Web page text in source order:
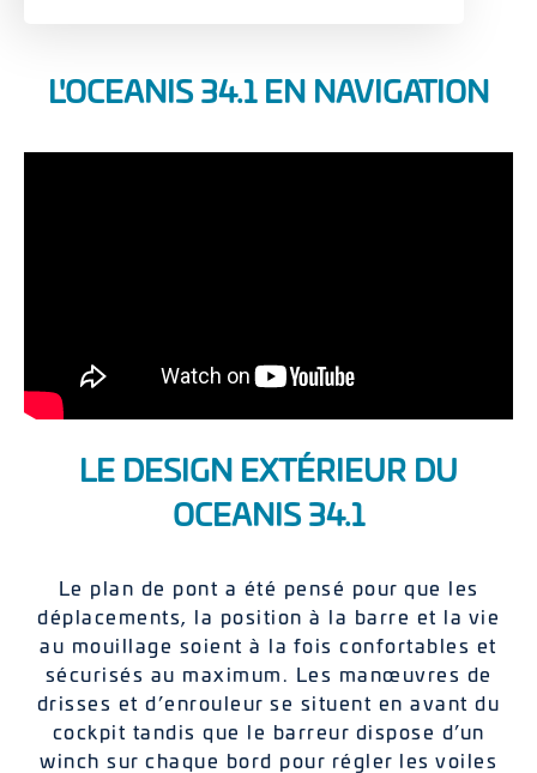
L'OCEANIS 34.1 EN NAVIGATION
LE DESIGN EXTÉRIEUR DU
OCEANIS 34.1
Le plan de pont a été pensé pour que les
déplacements, la position à la barre et la vie
au mouillage soient à la fois confortables et
sécurisés au maximum. Les manœuvres de
drisses et d’enrouleur se situent en avant du
cockpit tandis que le barreur dispose d’un
winch sur chaque bord pour régler les voiles